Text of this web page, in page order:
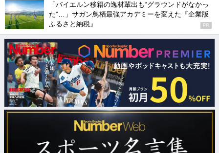
「バイエルン移籍の逸材輩出も“グラウンドがなかっ
た”…」サガン鳥栖最強アカデミーを変えた『企業版
ふるさと納税』
PR